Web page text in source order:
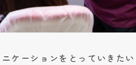
ケーションをとっていきた